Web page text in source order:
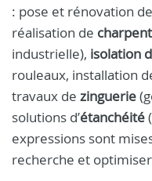
: pose et rénovation de
réalisation de
industrielle), isolation
rouleaux, installation
travaux de zinguerie
solutions d’étanchéité
expressions sont
recherche et